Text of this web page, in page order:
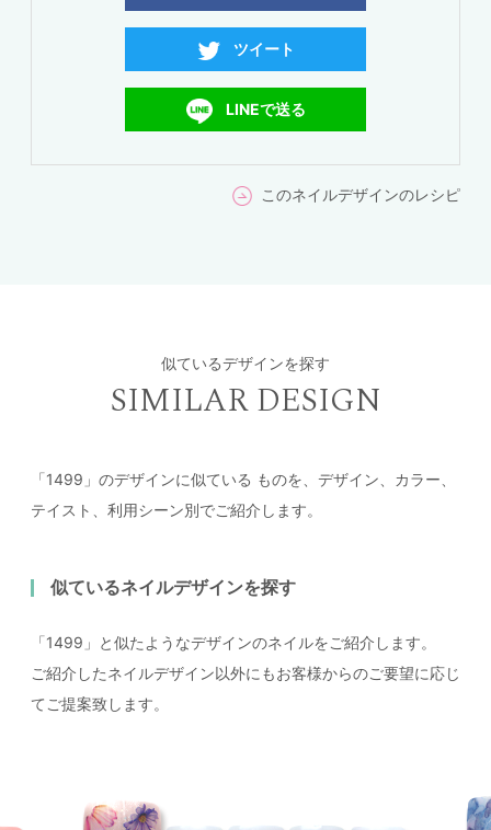
ツイート
LINEで送る
このネイルデザインのレシピ
似ているデザインを探す
SIMILAR DESIGN
「1499」のデザインに似ている ものを、デザイン、カラー、
テイスト、利用シーン別でご紹介します。
似ているネイルデザインを探す
「1499」と似たようなデザインのネイルをご紹介します。
ご紹介したネイルデザイン以外にもお客様からのご要望に応じ
てご提案致します。